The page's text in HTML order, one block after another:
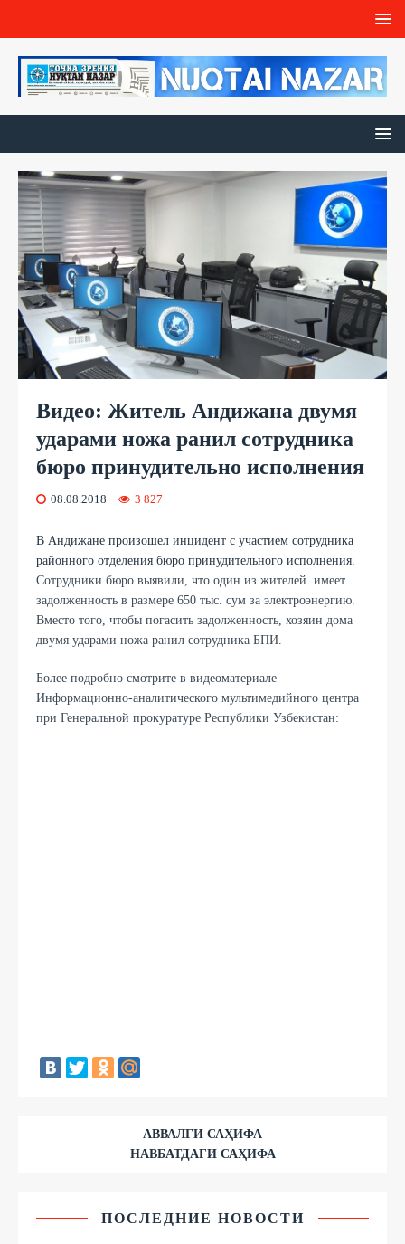
Видео: Житель Андижана двумя
ударами ножа ранил сотрудника
бюро принудительно исполнения
08.08.2018 3 827
В Андижане произошел инцидент с участием сотрудника
районного отделения бюро принудительного исполнения.
Сотрудники бюро выявили, что один из жителей имеет
задолженность в размере 650 тыс. сум за электроэнергию.
Вместо того, чтобы погасить задолженность, хозяин дома
двумя ударами ножа ранил сотрудника БПИ.
Более подробно смотрите в видеоматериале
Информационно-аналитического мультимедийного центра
при Генеральной прокуратуре Республики Узбекистан:
АВВАЛГИ САҲИФА
НАВБАТДАГИ САҲИФА
ПОСЛЕДНИЕ НОВОСТИ